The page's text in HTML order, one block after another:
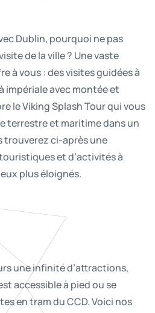
Dublin, pourquoi ne pas
de la ville ? Une vaste
à vous : des visites guidées à
impériale avec montée et
le Viking Splash Tour qui vous
terrestre et maritime dans un
trouverez ci-après une
et d’activités à
plus éloignés.
une infinité d’attractions,
accessible à pied ou se
en tram du CCD. Voici nos
Emigration
irlandais partis
pour devenir scientifiques,
pinte de Guinness. Durant
Guinness, vous pourrez
bière noire en profitant de
Bow St
votre propre assemblage
repartirez, maîtrisez l’art de
à base de whisky ou goûtez
le Livre de Kells
de Kells, un manuscrit
contenant les quatre
sur du vélin (peau de veau
Dublin sans passer par le
Bar. Vous pouvez y manger
travers les célèbres rues